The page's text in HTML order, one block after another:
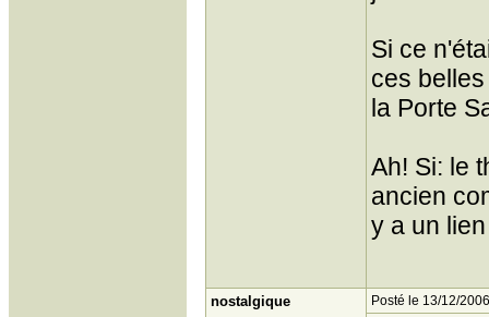
Si ce
ces
la Porte
Ah! Si: le
ancien
y a un
nostalgique Posté le 13/12/